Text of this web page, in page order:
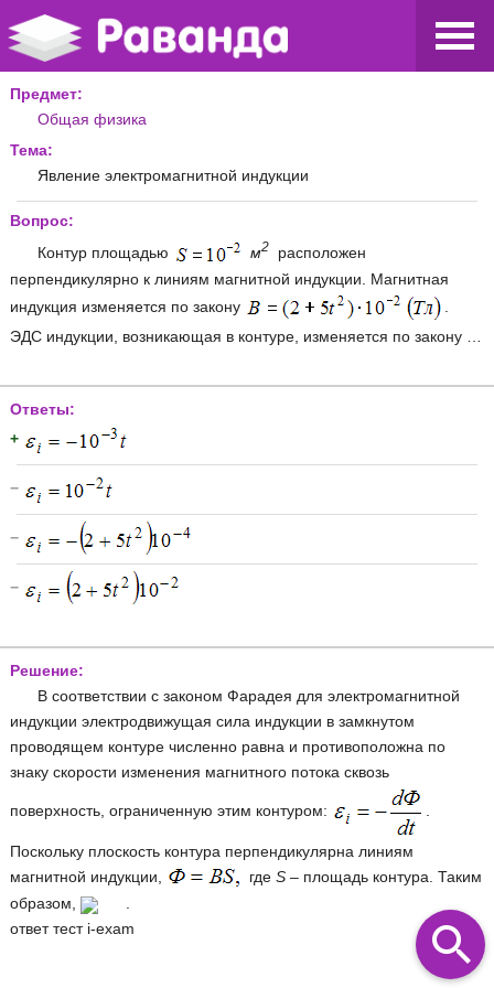
Предмет:
Общая физика
Тема:
Явление электромагнитной индукции
Вопрос:
Контур площадью
м2
расположен
перпендикулярно к линиям магнитной индукции. Магнитная
индукция изменяется по закону
.
ЭДС индукции, возникающая в контуре, изменяется по закону …
Ответы:
+
−
−
−
Решение:
В соответствии с законом Фарадея для электромагнитной
индукции электродвижущая сила индукции в замкнутом
проводящем контуре численно равна и противоположна по
знаку скорости изменения магнитного потока сквозь
поверхность, ограниченную этим контуром: .
Поскольку плоскость контура перпендикулярна линиям
магнитной индукции,
где S – площадь контура. Таким
образом,
.
ответ тест i-exam